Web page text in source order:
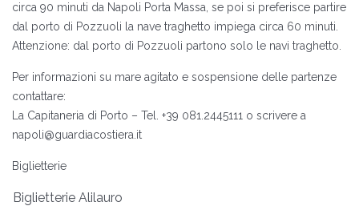
circa 90 minuti da Napoli Porta Massa, se poi si preferisce partire
dal porto di Pozzuoli la nave traghetto impiega circa 60 minuti.
Attenzione: dal porto di Pozzuoli partono solo le navi traghetto.
Per informazioni su mare agitato e sospensione delle partenze
contattare:
La Capitaneria di Porto – Tel. +39 081.2445111 o scrivere a
napoli@guardiacostiera.it
Biglietterie
Biglietterie Alilauro